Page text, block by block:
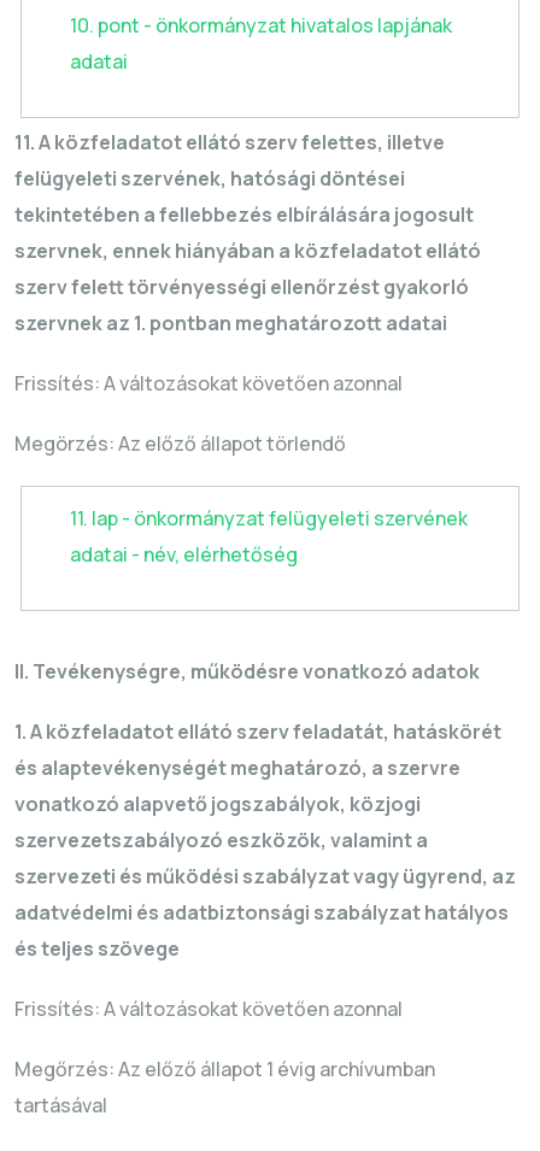
10. pont - önkormányzat hivatalos lapjának
adatai
11. A közfeladatot ellátó szerv felettes, illetve
felügyeleti szervének, hatósági döntései
tekintetében a fellebbezés elbírálására jogosult
szervnek, ennek hiányában a közfeladatot ellátó
szerv felett törvényességi ellenőrzést gyakorló
szervnek az 1. pontban meghatározott adatai
Frissítés: A változásokat követően azonnal
Megörzés: Az előző állapot törlendő
11. lap - önkormányzat felügyeleti szervének
adatai - név, elérhetőség
II. Tevékenységre, működésre vonatkozó adatok
1. A közfeladatot ellátó szerv feladatát, hatáskörét
és alaptevékenységét meghatározó, a szervre
vonatkozó alapvető jogszabályok, közjogi
szervezetszabályozó eszközök, valamint a
szervezeti és működési szabályzat vagy ügyrend, az
adatvédelmi és adatbiztonsági szabályzat hatályos
és teljes szövege
Frissítés: A változásokat követően azonnal
Megőrzés: Az előző állapot 1 évig archívumban
tartásával